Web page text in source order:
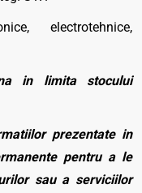
electrotehnice,
in limita stocului
prezentate in
pentru a le
sau a serviciilor